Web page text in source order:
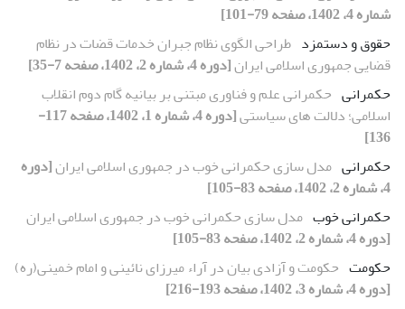
شماره 4، 1402، صفحه 79-101]
حقوق و دستمزد طراحی الگوی نظام جبران خدمات قضات در نظام
قضایی جمهوری اسلامی ایران[دوره 4، شماره 2، 1402، صفحه 7-35]
حکمرانی حکمرانی علم و فناوری مبتنی بر بیانیه گام دوم انقلاب
اسلامی؛ دلالت های سیاستی
[دوره 4، شماره 1، 1402، صفحه 117-
136]
حکمرانی مدل سازی حکمرانی خوب در جمهوری اسلامی ایران[دوره
4، شماره 2، 1402، صفحه 83-105]
حکمرانی خوب مدل سازی حکمرانی خوب در جمهوری اسلامی ایران
[دوره 4، شماره 2، 1402، صفحه 83-105]
حکومت حکومت و آزادی بیان در آراء میرزای نائینی و امام خمینی(ره)
[دوره 4، شماره 3، 1402، صفحه 193-216]